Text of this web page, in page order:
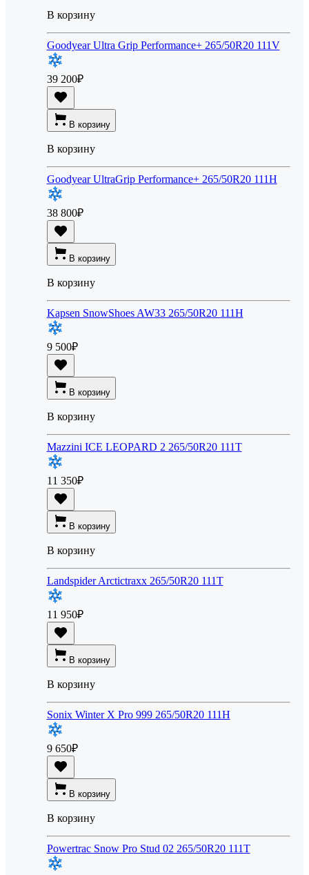
В корзину
Goodyear Ultra Grip Performance+ 265/50R20 111V
39 200₽
В корзину
В корзину
Goodyear UltraGrip Performance+ 265/50R20 111H
38 800₽
В корзину
В корзину
Kapsen SnowShoes AW33 265/50R20 111H
9 500₽
В корзину
В корзину
Mazzini ICE LEOPARD 2 265/50R20 111T
11 350₽
В корзину
В корзину
Landspider Arctictraxx 265/50R20 111T
11 950₽
В корзину
В корзину
Sonix Winter X Pro 999 265/50R20 111H
9 650₽
В корзину
В корзину
Powertrac Snow Pro Stud 02 265/50R20 111T